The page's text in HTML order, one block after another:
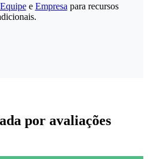
Equipee Empresa para recursos
por avaliações